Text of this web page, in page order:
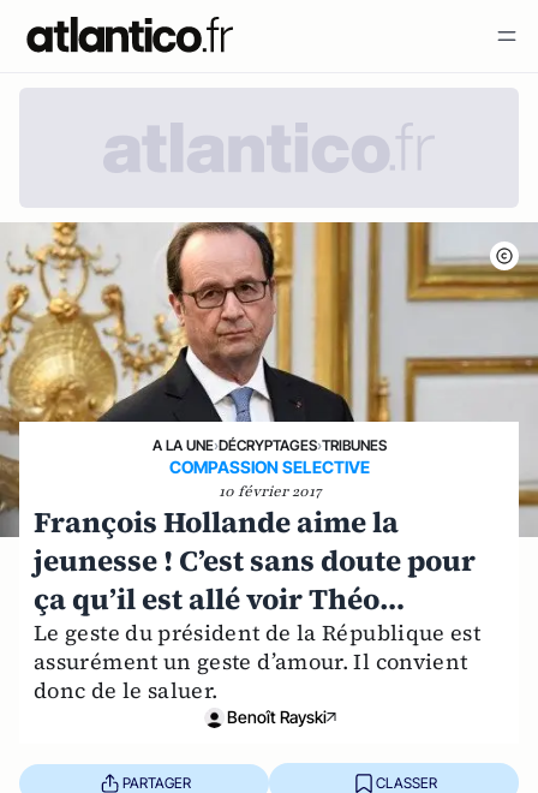
A LA UNE›DÉCRYPTAGES›TRIBUNES
COMPASSION SELECTIVE
10 février 2017
François Hollande aime la
jeunesse ! C’est sans doute pour
ça qu’il est allé voir Théo…
Le geste du président de la République est
assurément un geste d’amour. Il convient
donc de le saluer.
Benoît Rayski
PARTAGER CLASSER